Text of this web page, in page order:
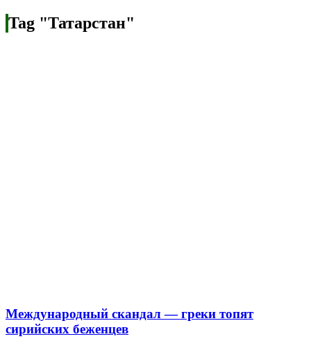
Tag "Татарстан"
Международный скандал — греки топят
сирийских беженцев